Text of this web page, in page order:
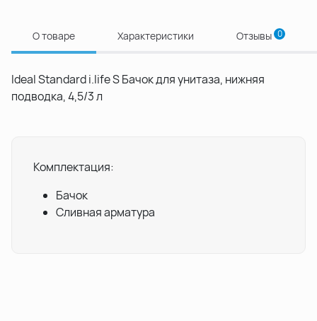
О товаре Характеристики Отзывы 0
Ideal Standard i.life S Бачок для унитаза, нижняя
подводка, 4,5/3 л
Комплектация:
Бачок
Сливная арматура